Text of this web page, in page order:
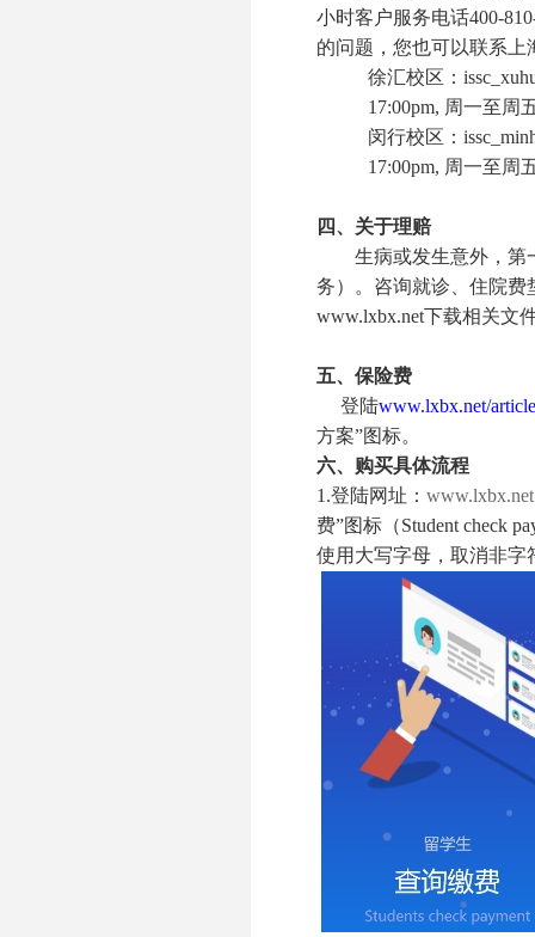
小时客户服务电话400-
的问题，您也可以联系
徐汇校区：
17:00pm, 周一至周
闵行校区：
17:00pm, 周一至周
四、关于理赔
生病或发生意外，第
务）。咨询就诊、住院费
www.lxbx.net下载相关文
五、保险费
登陆www.lxbx.net/
方案”图标。
六、购买具体流程
1.登陆网址： www.lxbx.net
费”图标（Student check
使用大写字母，取消非字